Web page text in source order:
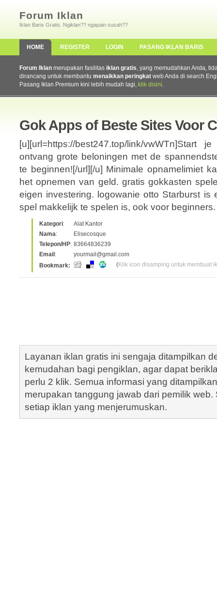
Forum Iklan
Iklan Baris Gratis. Ngiklan?? ngapain susah??
HOME REGISTER LOGIN PASANG IKLAN BARIS
Forum Iklan merupakan fasilitas iklan gratis, yang memudahkan Anda,
dirancang untuk membantu menaikkan peringkat web Anda di search
Pasang Iklan Premium kini lebih mudah lagi, klik disini.
Gok Apps of Beste Sites Voor
[u][url=https://best247.top/link/vwWTn]Start
ontvang grote beloningen met de
te beginnen![/url][/u] Minimale opnamelimiet
het opnemen van geld. gratis gokkasten
eigen investering. logowanie otto Starburst is
spel makkelijk te spelen is, ook voor
Kategori:
Alat Kantor
Nama:
Elisecosque
Telepon/HP: 83664836239
Email :
yourmail@gmail.com
Bookmark:
(Klik icon disamping untuk membuat
Layanan iklan gratis ini sengaja ditampilkan
kemudahan bagi pengiklan, agar dapat
perlu 2 klik. Semua informasi yang
merupakan tanggung jawab dari pemilik
setiap iklan yang menjerumuskan.